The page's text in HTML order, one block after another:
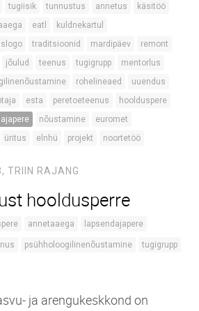
tugiisik tunnustus annetus
käsitöö
eatl
kuldnekartul
traditsioonid mardipäev
remont
jõulud teenus tugigrupp
mentorlus
rohelineaed
uuendus
esta peretoeteenus
hoolduspere
nõustamine
euromet
üritus elnhü projekt noortetöö
TRIIN RAJANG
hooldusperre
annetaaega lapsendajapere
psühholoogilinenõustamine tugigrupp
ja arengukeskkond on